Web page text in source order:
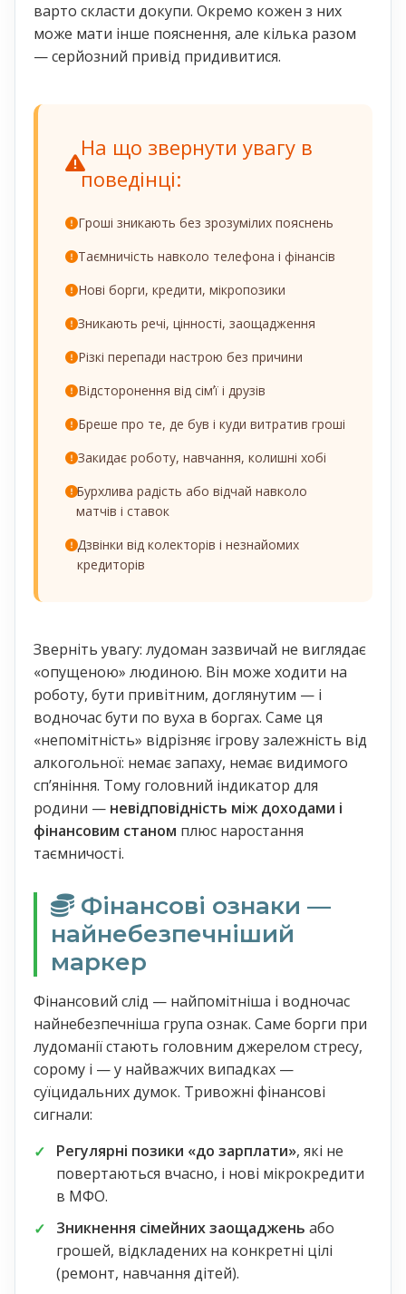
варто скласти докупи. Окремо кожен з них
може мати інше пояснення, але кілька разом
— серйозний привід придивитися.
На що звернути увагу в
поведінці:
Гроші зникають без зрозумілих пояснень
Таємничість навколо телефона і фінансів
Нові борги, кредити, мікропозики
Зникають речі, цінності, заощадження
Різкі перепади настрою без причини
Відсторонення від сімʼї і друзів
Бреше про те, де був і куди витратив гроші
Закидає роботу, навчання, колишні хобі
Бурхлива радість або відчай навколо
матчів і ставок
Дзвінки від колекторів і незнайомих
кредиторів
Зверніть увагу: лудоман зазвичай не виглядає
«опущеною» людиною. Він може ходити на
роботу, бути привітним, доглянутим — і
водночас бути по вуха в боргах. Саме ця
«непомітність» відрізняє ігрову залежність від
алкогольної: немає запаху, немає видимого
спʼяніння. Тому головний індикатор для
родини — невідповідність між доходами і
фінансовим станом плюс наростання
таємничості.
Фінансові ознаки —
найнебезпечніший
маркер
Фінансовий слід — найпомітніша і водночас
найнебезпечніша група ознак. Саме борги при
лудоманії стають головним джерелом стресу,
сорому і — у найважчих випадках —
суїцидальних думок. Тривожні фінансові
сигнали:
Регулярні позики «до зарплати», які не
повертаються вчасно, і нові мікрокредити
в МФО.
Зникнення сімейних заощаджень або
грошей, відкладених на конкретні цілі
(ремонт, навчання дітей).